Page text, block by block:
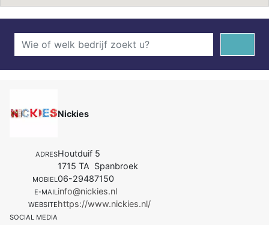
Nickies
ADRESHoutduif 5
1715 TA Spanbroek
MOBIEL06-29487150
E-MAILinfo@nickies.nl
WEBSITEhttps://www.nickies.nl/
SOCIAL MEDIA